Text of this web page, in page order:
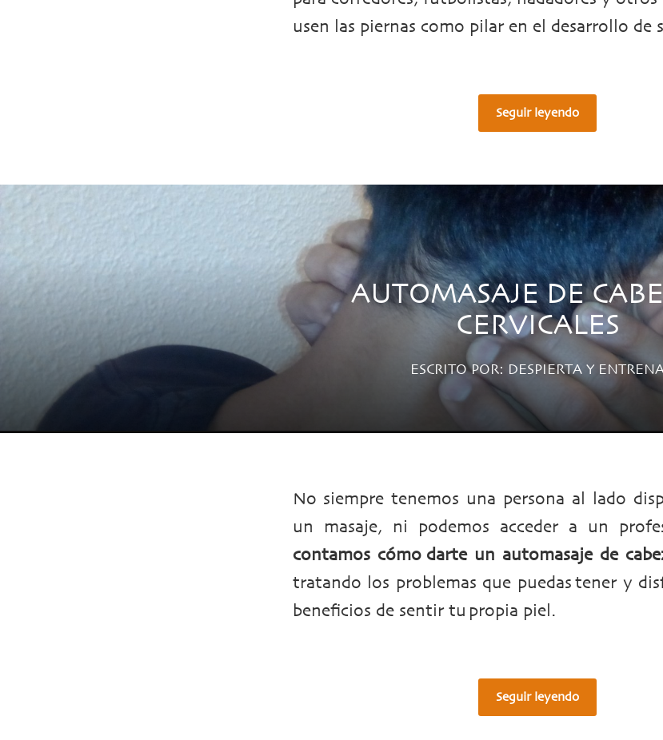
usen las piernas como pilar en el desarrollo de
Seguir leyendo
AUTOMASAJE DE
CERVICALES
ESCRITO POR: DESPIERTA Y
No siempre tenemos una persona al lado
un masaje, ni podemos acceder a un
contamos cómo darte un automasaje de
tratando los problemas que puedas tener y
beneficios de sentir tu propia piel.
Seguir leyendo